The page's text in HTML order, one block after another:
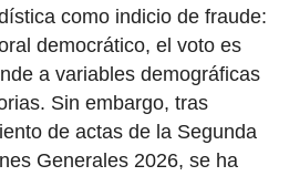
como indicio de fraude:
democrático, el voto es
a variables demográficas
Sin embargo, tras
de actas de la Segunda
Generales 2026, se ha